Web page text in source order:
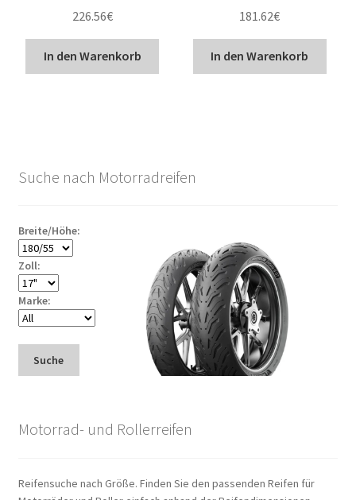
226.56€
In den Warenkorb
181.62€
In den Warenkorb
Suche nach Motorradreifen
Breite/Höhe:
Zoll:
Marke:
Suche
Motorrad- und Rollerreifen
Reifensuche nach Größe. Finden Sie den passenden Reifen für